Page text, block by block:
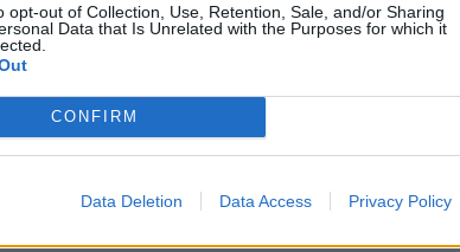
opt-out of Collection, Use, Retention, Sale, and/or Sharing
Data that Is Unrelated with the Purposes for which it
CONFIRM
Data Deletion Data Access Privacy Policy
documento sul metodo CFMT dimostra
che altre soluzioni erano e sono